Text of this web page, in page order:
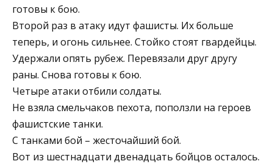
готовы к бою.
Второй раз в атаку идут фашисты. Их больше
теперь, и огонь сильнее. Стойко стоят гвардейцы.
Удержали опять рубеж. Перевязали друг другу
раны. Снова готовы к бою.
Четыре атаки отбили солдаты.
Не взяла смельчаков пехота, поползли на героев
фашистские танки.
С танками бой – жесточайший бой.
Вот из шестнадцати двенадцать бойцов осталось.